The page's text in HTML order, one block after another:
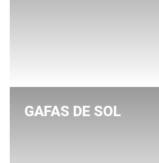
GAFAS DE SOL